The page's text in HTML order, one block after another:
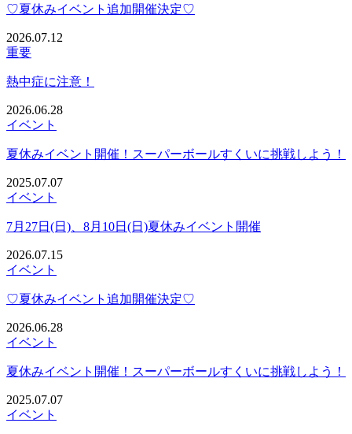
♡夏休みイベント追加開催決定♡
2026.07.12
重要
熱中症に注意！
2026.06.28
イベント
夏休みイベント開催！スーパーボールすくいに挑戦しよう！
2025.07.07
イベント
7月27日(日)、8月10日(日)夏休みイベント開催
2026.07.15
イベント
♡夏休みイベント追加開催決定♡
2026.06.28
イベント
夏休みイベント開催！スーパーボールすくいに挑戦しよう！
2025.07.07
イベント